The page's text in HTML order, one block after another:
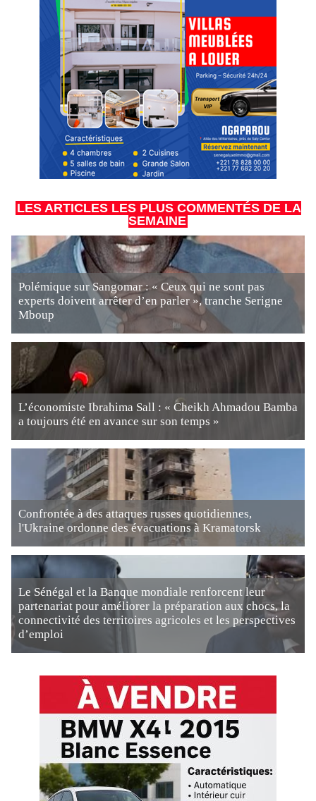
LES ARTICLES LES PLUS COMMENTÉS DE LA
SEMAINE
Polémique sur Sangomar : « Ceux qui ne sont pas
experts doivent arrêter d’en parler », tranche Serigne
Mboup
L’économiste Ibrahima Sall : « Cheikh Ahmadou Bamba
a toujours été en avance sur son temps »
Confrontée à des attaques russes quotidiennes,
l'Ukraine ordonne des évacuations à Kramatorsk
Le Sénégal et la Banque mondiale renforcent leur
partenariat pour améliorer la préparation aux chocs, la
connectivité des territoires agricoles et les perspectives
d’emploi